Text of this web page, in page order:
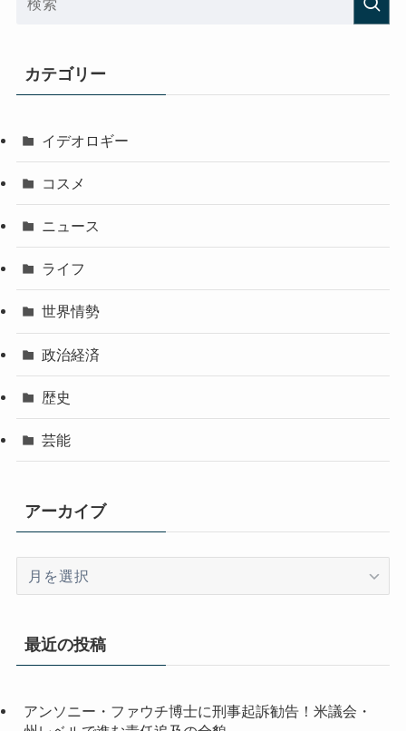
カテゴリー
イデオロギー
コスメ
ニュース
ライフ
世界情勢
政治経済
歴史
芸能
アーカイブ
イ
最近の投稿
アンソニー・ファウチ博士に刑事起訴勧告！米議会・